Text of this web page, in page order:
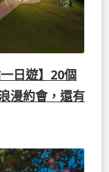
日遊】20個
漫約會，還有